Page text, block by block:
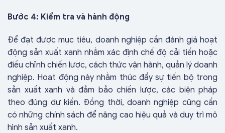
Bước 4: Kiểm tra và hành động
Để đạt được mục tiêu, doanh nghiệp cần đánh giá hoạt
động sản xuất xanh nhằm xác định chế độ cải tiến hoặc
điều chỉnh chiến lược, cách thức vận hành, quản lý doanh
nghiệp. Hoạt động này nhằm thúc đẩy sự tiến bộ trong
sản xuất xanh và đảm bảo chiến lược, các biện pháp
theo đúng dự kiến. Đồng thời, doanh nghiệp cũng cần
có những chính sách để nâng cao hiệu quả và duy trì mô
hình sản xuất xanh.